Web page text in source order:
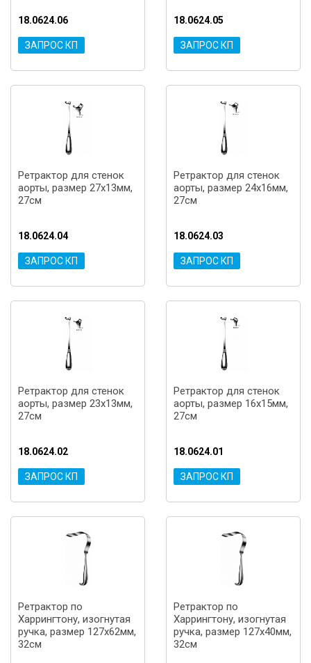
18.0624.06
ЗАПРОС КП
18.0624.05
ЗАПРОС КП
Ретрактор для стенок
аорты, размер 27x13мм,
27см
18.0624.04
ЗАПРОС КП
Ретрактор для стенок
аорты, размер 24x16мм,
27см
18.0624.03
ЗАПРОС КП
Ретрактор для стенок
аорты, размер 23x13мм,
27см
18.0624.02
ЗАПРОС КП
Ретрактор для стенок
аорты, размер 16x15мм,
27см
18.0624.01
ЗАПРОС КП
Ретрактор по
Харрингтону, изогнутая
ручка, размер 127х62мм,
32см
Ретрактор по
Харрингтону, изогнутая
ручка, размер 127х40мм,
32см